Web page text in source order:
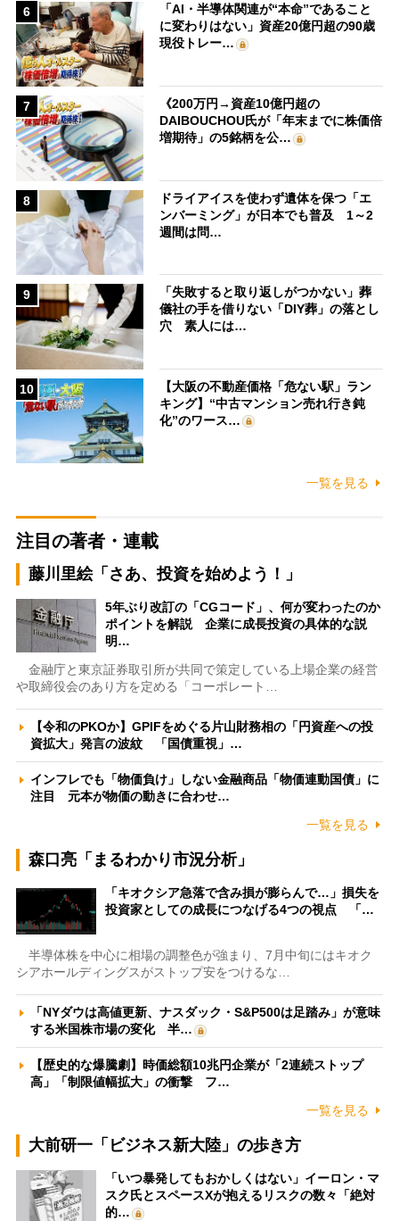
6
「AI・半導体関連が“本命”であること
に変わりはない」資産20億円超の90歳
現役トレー…
7
《200万円→資産10億円超の
DAIBOUCHOU氏が「年末までに株価倍
増期待」の5銘柄を公…
8
ドライアイスを使わず遺体を保つ「エ
ンバーミング」が日本でも普及 1～2
週間は問…
9
「失敗すると取り返しがつかない」葬
儀社の手を借りない「DIY葬」の落とし
穴 素人には…
10
【大阪の不動産価格「危ない駅」ラン
キング】“中古マンション売れ行き鈍
化”のワース…
一覧を見る
注目の著者・連載
藤川里絵「さあ、投資を始めよう！」
5年ぶり改訂の「CGコード」、何が変わったのか
ポイントを解説 企業に成長投資の具体的な説
明…
金融庁と東京証券取引所が共同で策定している上場企業の経営
や取締役会のあり方を定める「コーポレート…
【令和のPKOか】GPIFをめぐる片山財務相の「円資産への投
資拡大」発言の波紋 「国債重視」…
インフレでも「物価負け」しない金融商品「物価連動国債」に
注目 元本が物価の動きに合わせ…
一覧を見る
森口亮「まるわかり市況分析」
「キオクシア急落で含み損が膨らんで…」損失を
投資家としての成長につなげる4つの視点 「…
半導体株を中心に相場の調整色が強まり、7月中旬にはキオク
シアホールディングスがストップ安をつけるな…
「NYダウは高値更新、ナスダック・S&P500は足踏み」が意味
する米国株市場の変化 半…
【歴史的な爆騰劇】時価総額10兆円企業が「2連続ストップ
高」「制限値幅拡大」の衝撃 フ…
一覧を見る
大前研一「ビジネス新大陸」の歩き方
「いつ暴発してもおかしくはない」イーロン・マ
スク氏とスペースXが抱えるリスクの数々「絶対
的…